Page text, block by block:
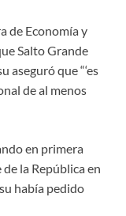
de Economía y
Salto Grande
aseguró que “‘es
de al menos
en primera
la República en
había pedido